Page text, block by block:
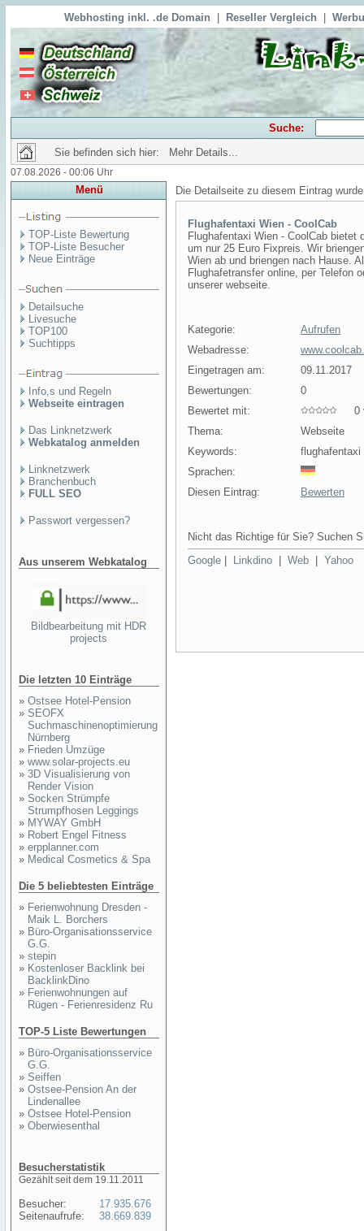
Webhosting inkl. .de Domain Reseller Vergleich
Suche:
Sie befinden sich hier: Mehr Details...
07.08.2026 - 00:06 Uhr
Menü
TOP-Liste Bewertung
TOP-Liste Besucher
Neue Einträge
Detailsuche
Livesuche
TOP100
Suchtipps
Info,s und Regeln
Webseite eintragen
Das Linknetzwerk
Webkatalog anmelden
Linknetzwerk
Branchenbuch
FULL SEO
Passwort vergessen?
Aus unserem Webkatalog
Bildbearbeitung mit HDR
projects
Die letzten 10 Einträge
» Ostsee Hotel-Pension
» SEOFX
Suchmaschinenoptimierung
Nürnberg
» Frieden Umzüge
» www.solar-projects.eu
» 3D Visualisierung von
Render Vision
» Socken Strümpfe
Strumpfhosen Leggings
» MYWAY GmbH
» Robert Engel Fitness
» erpplanner.com
» Medical Cosmetics & Spa
Die 5 beliebtesten Einträge
» Ferienwohnung Dresden -
Maik L. Borchers
» Büro-Organisationsservice
G.G.
» stepin
» Kostenloser Backlink bei
BacklinkDino
» Ferienwohnungen auf
Rügen - Ferienresidenz Ru
TOP-5 Liste Bewertungen
» Büro-Organisationsservice
G.G.
» Seiffen
» Ostsee-Pension An der
Lindenallee
» Ostsee Hotel-Pension
» Oberwiesenthal
Besucherstatistik
Gezählt seit dem 19.11.2011
Besucher:
Seitenaufrufe:
17.935.676
38.669.839
Die Detailseite zu diesem Eintrag
Flughafentaxi Wien - CoolCab
Flughafentaxi Wien - CoolCab bietet
um nur 25 Euro Fixpreis. Wir
Wien ab und briengen nach Hause.
Flughafetransfer online, per Telefon
unserer webseite.
Kategorie:
Aufrufen
Webadresse:
Eingetragen am:
09.11.2017
Bewertungen:
0
Bewertet mit:
0
Thema:
Webseite
Keywords:
flughafentaxi
Sprachen:
Diesen Eintrag:
Bewerten
Nicht das Richtige für Sie? Suchen
Google
Linkdino Web Yahoo